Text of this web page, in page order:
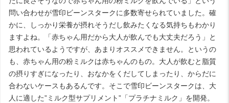
問い合わせが雪印ビーンスタークに多数寄せられていました。確
かに、しっかり栄養が摂れそうだし飲みたくなる気持ちもわかり
ますよね。「赤ちゃん用だから大人が飲んでも大丈夫だろう」と
思われているようですが、あまりオススメできません。というの
も、赤ちゃん用の粉ミルクは赤ちゃんのもの。大人が飲むと脂質
の摂りすぎになったり、おなかをくだしてしまったり、からだに
合わないケースもあるんです。そこで雪印ビーンスタークは、大
人に適した”ミルク型サプリメント”「プラチナミルク」を開発。